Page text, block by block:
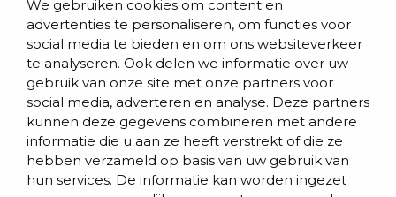
We gebruiken cookies om content en
advertenties te personaliseren, om functies voor
social media te bieden en om ons websiteverkeer
te analyseren. Ook delen we informatie over uw
gebruik van onze site met onze partners voor
social media, adverteren en analyse. Deze partners
kunnen deze gegevens combineren met andere
informatie die u aan ze heeft verstrekt of die ze
hebben verzameld op basis van uw gebruik van
hun services. De informatie kan worden ingezet
Blogs & nieuws
Contact
Evenementen
Team
Werken bij BVD